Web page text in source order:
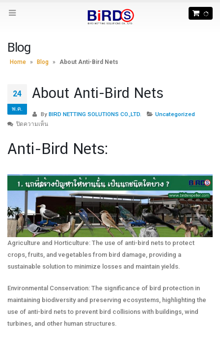
Blog
Home » Blog » About Anti-Bird Nets
24
พ.ค.
About Anti-Bird Nets
By BIRD NETTING SOLUTIONS CO.,LTD.
Uncategorized
ปิดความเห็นบน
Anti-
Bird
Anti-Bird Nets:
Agriculture and Horticulture: The use of anti-bird nets to protect
crops, fruits, and vegetables from bird damage, providing a
sustainable solution to minimize losses and maintain yields.
Environmental Conservation: The significance of bird protection in
maintaining biodiversity and preserving ecosystems, highlighting the
use of anti-bird nets to prevent bird collisions with buildings, wind
turbines, and other human structures.